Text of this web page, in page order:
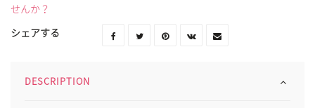
せんか？
シェアする
DESCRIPTION